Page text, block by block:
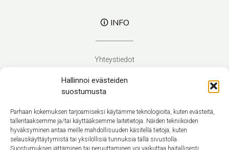
Hallinnoi evästeiden
suostumusta
Parhaan kokemuksen tarjoamiseksi käytämme teknologioita, kuten evästeitä,
tallentaaksemme ja/tai käyttääksemme laitetietoja. Näiden tekniikoiden
hyväksyminen antaa meille mahdollisuuden käsitellä tietoja, kuten
selauskäyttäytymistä tai yksilöllisiä tunnuksia tällä sivustolla.
Suostumuksen jättäminen tai peruuttaminen voi vaikuttaa haitallisesti
🛈 INFO
Yhteystiedot
Toimitusehdot
Tietosuojaseloste
Suomi